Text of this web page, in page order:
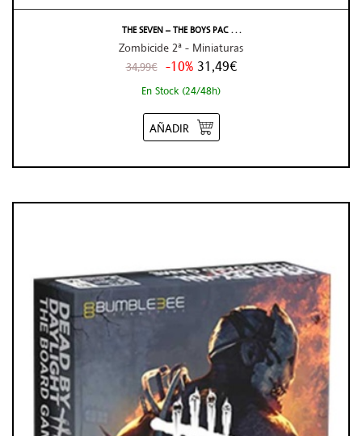
THE SEVEN – THE BOYS PAC . . .
Zombicide 2ª - Miniaturas
34,99€ -10% 31,49€
En Stock (24/48h)
AÑADIR